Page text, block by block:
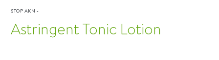
STOP AKN -
Astringent Tonic Lotion